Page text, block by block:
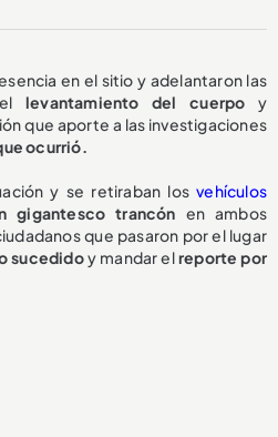
en el sitio y adelantaron las
levantamiento del cuerpo y
que aporte a las investigaciones
ocurrió.
y se retiraban losvehículos
gigantesco trancón en ambos
que pasaron por el lugar
sucedidoy mandar elreporte por